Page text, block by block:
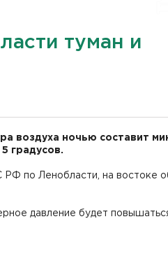
туман и
воздуха ночью составит
градусов.
по Ленобласти, на востоке
давление будет